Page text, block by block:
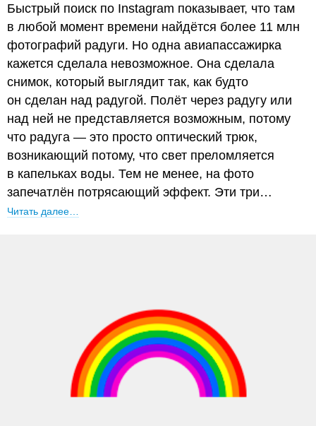
Быстрый поиск по Instagram показывает, что там
в любой момент времени найдётся более 11 млн
фотографий радуги. Но одна авиапассажирка
кажется сделала невозможное. Она сделала
снимок, который выглядит так, как будто
он сделан над радугой. Полёт через радугу или
над ней не представляется возможным, потому
что радуга — это просто оптический трюк,
возникающий потому, что свет преломляется
в капельках воды. Тем не менее, на фото
запечатлён потрясающий эффект. Эти три…
Читать далее…